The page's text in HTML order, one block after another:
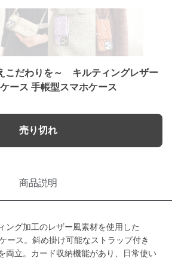
こだわりを～ キルティングレザー
ース 手帳型スマホケース
売り切れ
商品説明
ング加工のレザー風素材を使用した
ース。斜め掛け可能なストラップ付き
両立。カード収納機能があり、日常使い